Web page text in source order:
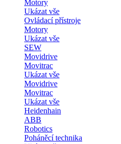
Motory
Ukázat vše
Ovládací přístroje
Motory
Ukázat vše
SEW
Movidrive
Movitrac
Ukázat vše
Movidrive
Movitrac
Ukázat vše
Heidenhain
ABB
Robotics
Poháněcí technika